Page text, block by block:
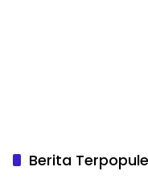
Berita